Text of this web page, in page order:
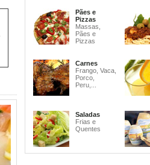
Pães e
Pizzas
Massas,
Pães e
Pizzas
Carnes
Frango, Vaca,
Porco,
Peru,...
Saladas
Frias e
Quentes